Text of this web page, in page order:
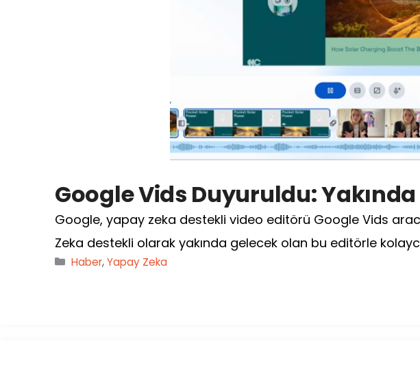
Google Vids Duyuruldu:
Google, yapay zeka destekli video editörü Google Vids
Zeka destekli olarak yakında gelecek olan bu editörle
Kategoriler
Haber,Yapay Zeka